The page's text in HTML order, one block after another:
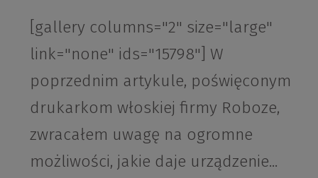
[gallery columns="2" size="large"
link="none" ids="15798"] W
poprzednim artykule, poświęconym
drukarkom włoskiej firmy Roboze,
zwracałem uwagę na ogromne
możliwości, jakie daje urządzenie...